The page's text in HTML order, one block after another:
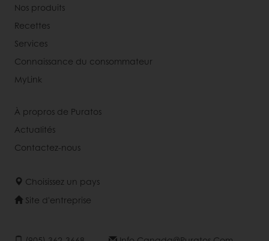
Nos produits
Recettes
Services
Connaissance du consommateur
MyLink
À propros de Puratos
Actualités
Contactez-nous
Choisissez un pays
Site d'entreprise